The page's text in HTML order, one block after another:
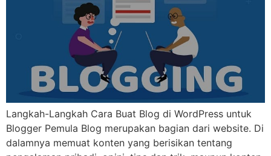
Langkah-Langkah Cara Buat Blog di WordPress untuk
Blogger Pemula Blog merupakan bagian dari website. Di
dalamnya memuat konten yang berisikan tentang